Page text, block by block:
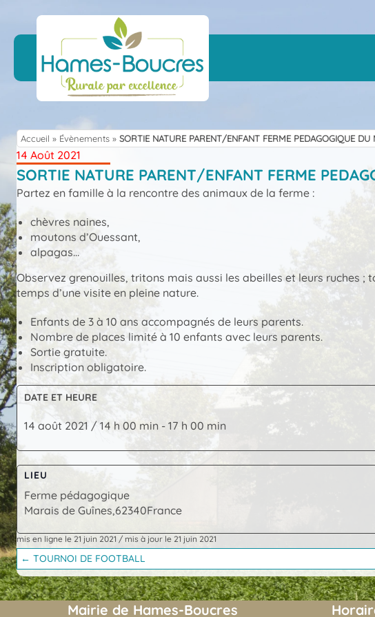
Skip
Accueil » Évènements » SORTIE NATURE PARENT/ENFANT FERME PEDAGOGIQUE DU
14 Août 2021
SORTIE NATURE PARENT/ENFANT FERME
Partez en famille à la rencontre des animaux de la ferme :
chèvres naines,
moutons d’Ouessant,
alpagas…
Observez grenouilles, tritons mais aussi les abeilles et leurs ruches
temps d’une visite en pleine nature.
Enfants de 3 à 10 ans accompagnés de leurs parents.
Nombre de places limité à 10 enfants avec leurs parents.
Sortie gratuite.
Inscription obligatoire.
DATE ET HEURE
14 août 2021 / 14 h 00 min - 17 h 00 min
LIEU
Ferme pédagogique
Marais de Guînes,62340France
mis en ligne le 21 juin 2021 / mis à jour le 21 juin 2021
Posts
navigation
← TOURNOI DE FOOTBALL
Mairie de Hames-Boucres